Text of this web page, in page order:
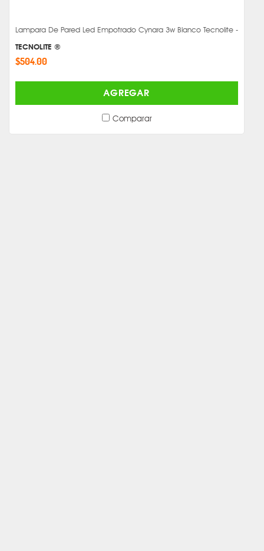
Lampara De Pared Led Empotrado Cynara 3w Blanco Tecnolite -
TECNOLITE ®
$504.00
AGREGAR
Comparar